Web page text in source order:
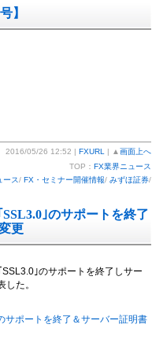
】
2016/05/26 12:52 | FXURL | ▲ 画面上へ
TOP： FX業界ニュース
ース/ FX・セミナー開催情報/ みずほ証券/
｣のサポートを終了
更
｣のサポートを終了しサー
た。
サポートを終了＆サーバー証明書